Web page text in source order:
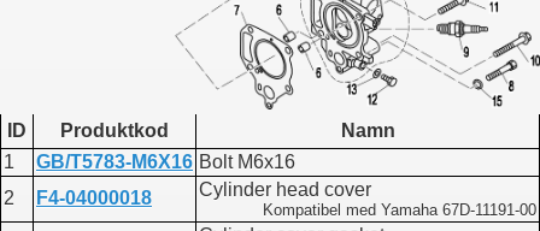
ID Produktkod
Namn
1
GB/T5783-M6X16 Bolt M6x16
2
F4-04000018 Cylinder head cover
Kompatibel med Yamaha 67D-11191-00